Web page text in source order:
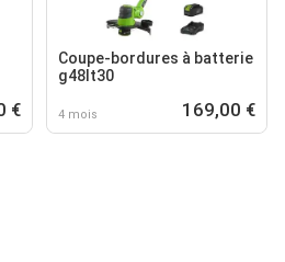
€
Coupe-bordures à batterie
g48lt30
4 mois 169,00 €